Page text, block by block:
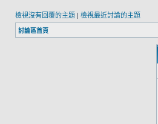
檢視沒有回覆的主題 | 檢視最近討論的主題
討論區首頁